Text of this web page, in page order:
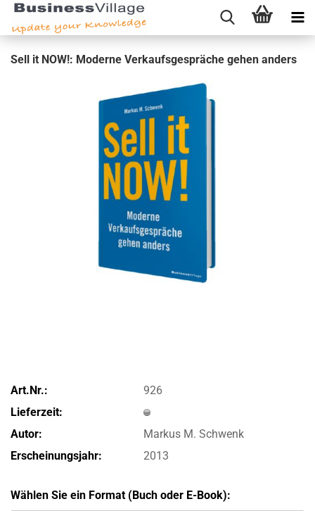
Sell it NOW!: Mo­der­ne Ver­kaufs­ge­sprä­che gehen an­ders
Art.Nr.:
926
Lieferzeit:
Autor:
Markus M. Schwenk
Erscheinungsjahr:
2013
Wählen Sie ein Format (Buch oder E-Book):